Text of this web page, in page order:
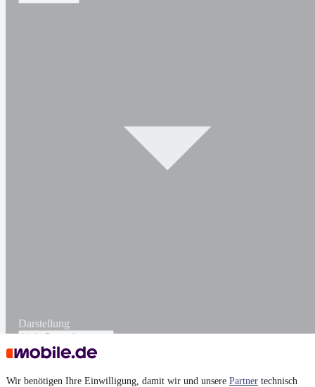
Wir benötigen Ihre Einwilligung, damit wir und unsere Partner technisch
Darstellung